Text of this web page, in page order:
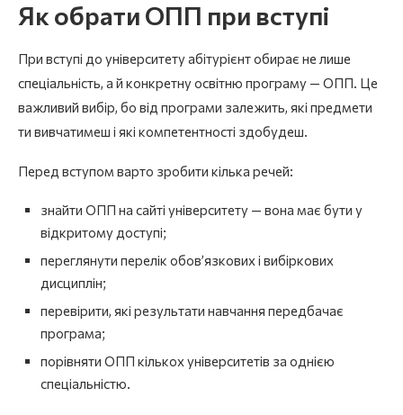
Як обрати ОПП при вступі
При вступі до університету абітурієнт обирає не лише
спеціальність, а й конкретну освітню програму — ОПП. Це
важливий вибір, бо від програми залежить, які предмети
ти вивчатимеш і які компетентності здобудеш.
Перед вступом варто зробити кілька речей:
знайти ОПП на сайті університету — вона має бути у
відкритому доступі;
переглянути перелік обов’язкових і вибіркових
дисциплін;
перевірити, які результати навчання передбачає
програма;
порівняти ОПП кількох університетів за однією
спеціальністю.